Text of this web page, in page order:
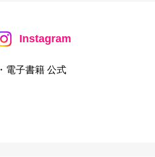
Instagram
・電子書籍 公式